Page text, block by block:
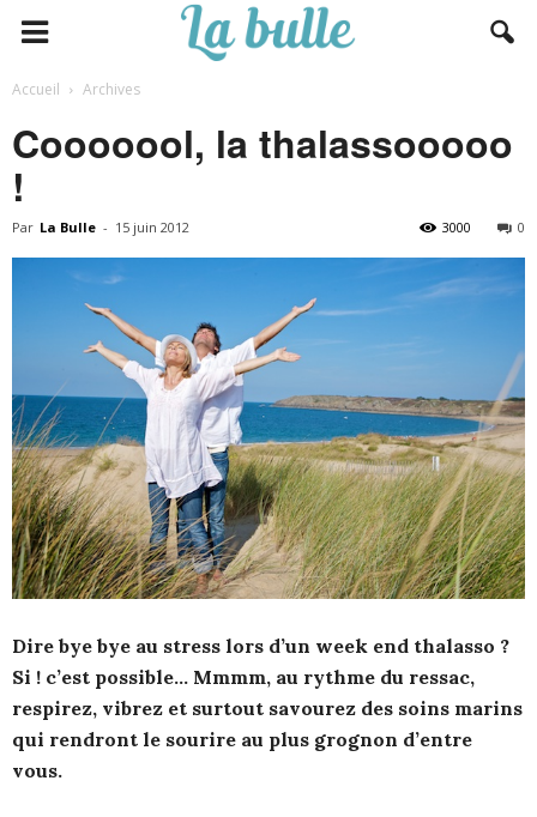
Accueil Archives
Cooooool, la thalassooooo
!
Par La Bulle - 15 juin 2012 0
3000
Dire bye bye au stress lors d’un week end thalasso ?
Si ! c’est possible… Mmmm, au rythme du ressac,
respirez, vibrez et surtout savourez des soins marins
qui rendront le sourire au plus grognon d’entre
vous.